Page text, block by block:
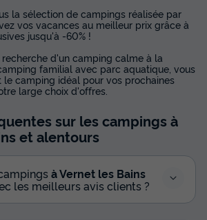
la sélection de campings réalisée par
vos vacances au meilleur prix grâce à
jusqu'à -60% !
d'un camping calme à la
familial avec parc aquatique, vous
camping idéal pour vos prochaines
large choix d'offres.
sur les campings à
et alentours
à Vernet les Bains
les meilleurs avis clients ?